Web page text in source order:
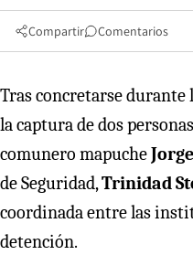
Compartir Comentarios
Tras concretarse durante
la captura de dos
comunero mapuche
de Seguridad,Trinidad
coordinada entre las
detención.